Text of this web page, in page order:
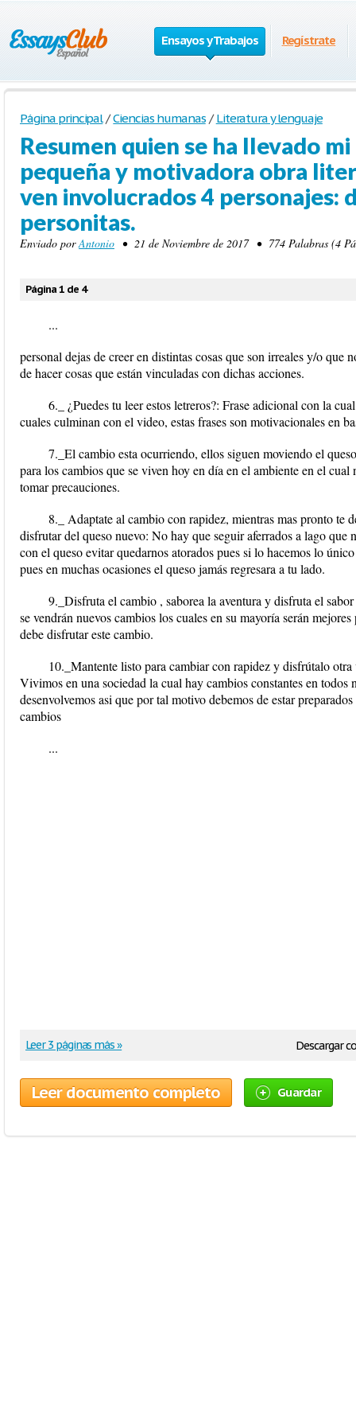
Ensayos y Trabajos Regístrate
Página principal / Ciencias humanas / Literatura y lenguaje
Resumen quien se ha llevado
pequeña y motivadora obra
ven involucrados 4 personajes:
personitas.
Enviado porAntonio • 21 de Noviembre de 2017 • 774 Palabras (4
Página 1 de 4
...
personal dejas de creer en distintas cosas que son irreales y/o que
de hacer cosas que están vinculadas con dichas acciones.
6._ ¿Puedes tu leer estos letreros?: Frase adicional con la
cuales culminan con el video, estas frases son motivacionales en
7._El cambio esta ocurriendo, ellos siguen moviendo el
para los cambios que se viven hoy en día en el ambiente en el cual
tomar precauciones.
8._ Adaptate al cambio con rapidez, mientras mas pronto te
disfrutar del queso nuevo: No hay que seguir aferrados a lago que
con el queso evitar quedarnos atorados pues si lo hacemos lo
pues en muchas ocasiones el queso jamás regresara a tu lado.
9._Disfruta el cambio , saborea la aventura y disfruta el
se vendrán nuevos cambios los cuales en su mayoría serán
debe disfrutar este cambio.
10._Mantente listo para cambiar con rapidez y disfrútalo
Vivimos en una sociedad la cual hay cambios constantes en todos
desenvolvemos asi que por tal motivo debemos de estar
cambios
...
Descargar
Leer 3 páginas más »
Leer documento completo Guardar